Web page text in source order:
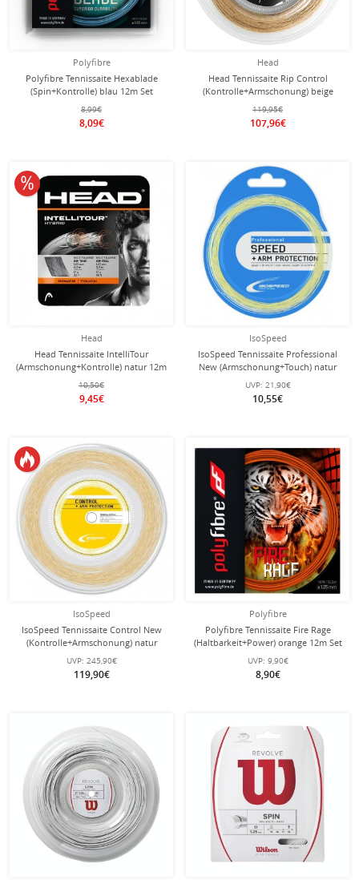
Polyfibre
Polyfibre Tennissaite Hexablade
(Spin+Kontrolle) blau 12m Set
8,99€
8,09€
Head
Head Tennissaite Rip Control
(Kontrolle+Armschonung) beige
200m Rolle
119,95€
107,96€
Head
Head Tennissaite IntelliTour
(Armschonung+Kontrolle) natur 12m
Set
10,50€
9,45€
10% reduziert
IsoSpeed
IsoSpeed Tennissaite Professional
New (Armschonung+Touch) natur
12m Set
UVP: 21,90€
10,55€
IsoSpeed
IsoSpeed Tennissaite Control New
(Kontrolle+Armschonung) natur
200m Rolle
UVP: 245,90€
119,90€
Polyfibre
Polyfibre Tennissaite Fire Rage
(Haltbarkeit+Power) orange 12m Set
UVP: 9,90€
8,90€